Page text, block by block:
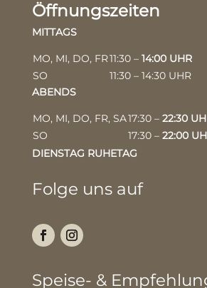
Öffnungszeiten
MITTAGS
MO, MI, DO, FR11:30 – 14:00 UHR
SO
11:30 – 14:30 UHR
ABENDS
MO, MI, DO, FR, SA17:30 – 22:30
SO
17:30 – 22:00
DIENSTAG RUHETAG
Folge uns auf
Speise- &